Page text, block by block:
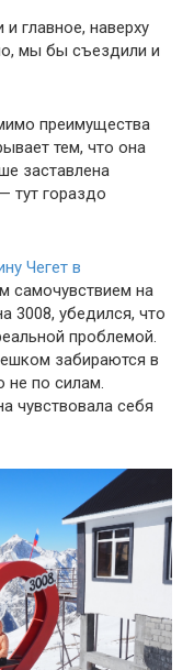
главное, наверху
мы бы съездили и
преимущества
тем, что она
заставлена
тут гораздо
Чегет в
самочувствием на
3008, убедился, что
проблемой.
забираются в
не по силам.
чувствовала себя